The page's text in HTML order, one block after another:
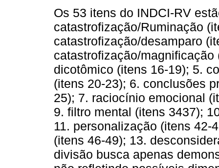
Os 53 itens do INDCI-RV
catastrofização/Ruminação
catastrofização/desamparo
catastrofização/
dicotômico (itens 16-19); 5.
(itens 20-23); 6. conclusões
25); 7. raciocínio emocional
9. filtro mental (itens 3437);
11. personalização (itens 42-
(itens 46-49); 13.
divisão busca apenas